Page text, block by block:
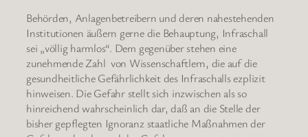
Behörden, Anlagenbetreibern und deren nahestehenden
Institutionen äußern gerne die Behauptung, Infraschall
sei „völlig harmlos“. Dem gegenüber stehen eine
zunehmende Zahl von Wissenschaftlern, die auf die
gesundheitliche Gefährlichkeit des Infraschalls ezplizit
hinweisen. Die Gefahr stellt sich inzwischen als so
hinreichend wahrscheinlich dar, daß an die Stelle der
bisher gepflegten Ignoranz staatliche Maßnahmen der